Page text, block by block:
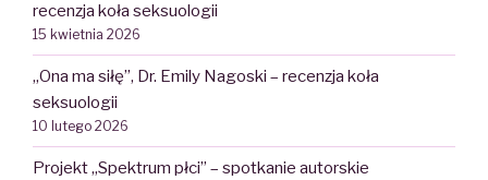
recenzja koła seksuologii
15 kwietnia 2026
„Ona ma siłę”, Dr. Emily Nagoski – recenzja koła
seksuologii
10 lutego 2026
Projekt „Spektrum płci” – spotkanie autorskie